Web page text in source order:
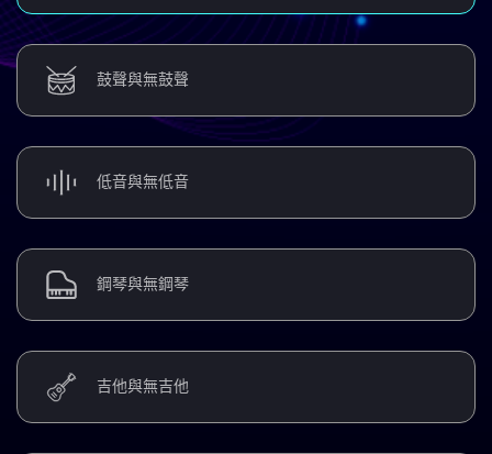
鼓聲與無鼓聲
低音與無低音
鋼琴與無鋼琴
吉他與無吉他